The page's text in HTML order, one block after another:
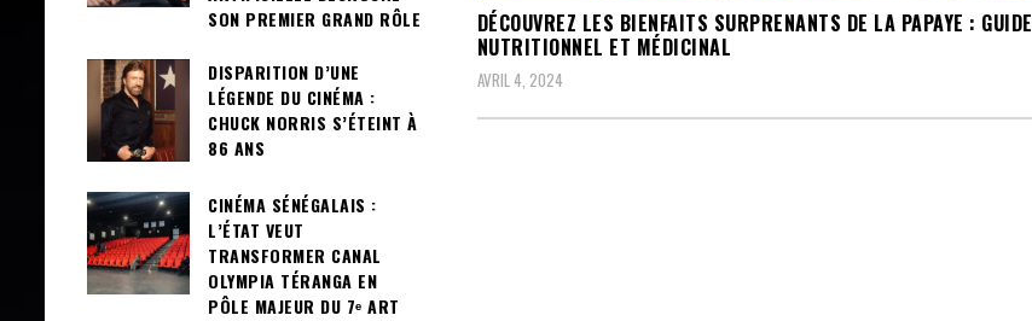
DÉCOUVREZ LES BIENFAITS SURPRENANTS DE LA PAPAYE : GUIDE
NUTRITIONNEL ET MÉDICINAL
AVRIL 4, 2024
SON PREMIER GRAND RÔLE
DISPARITION D’UNE
LÉGENDE DU CINÉMA :
CHUCK NORRIS S’ÉTEINT À
86 ANS
CINÉMA SÉNÉGALAIS :
L’ÉTAT VEUT
TRANSFORMER CANAL
OLYMPIA TÉRANGA EN
PÔLE MAJEUR DU 7ᵉ ART